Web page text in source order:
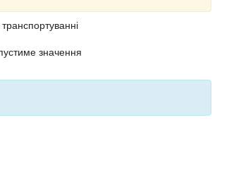
значення